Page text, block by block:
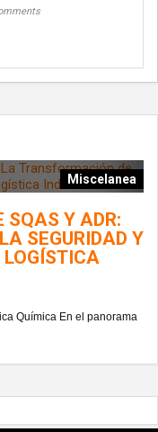
Miscelanea
SQAS Y ADR:
SEGURIDAD Y
Química En el panorama